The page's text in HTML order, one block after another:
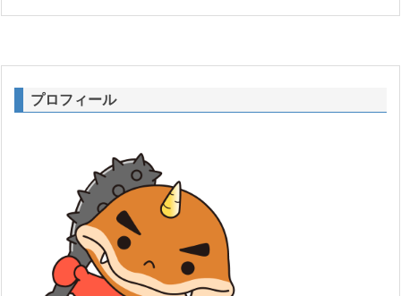
プロフィール